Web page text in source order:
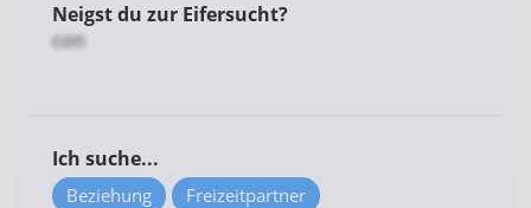
Neigst du zur Eifersucht?
con
Ich suche...
Beziehung Freizeitpartner